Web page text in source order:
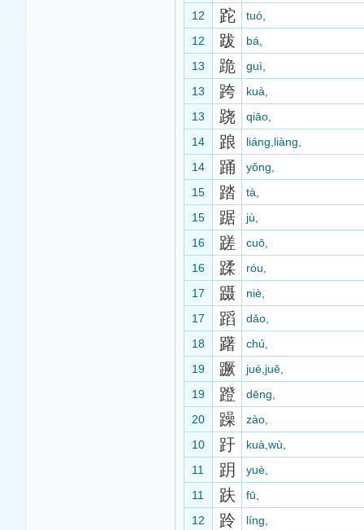
12
跎
tuó,
12
跋
bá,
13
跪
guì,
13
跨
kuà,
13
跷
qiāo,
14
踉
liáng,liàng,
14
踊
yǒng,
15
踏
tà,
15
踞
jù,
16
蹉
cuō,
16
蹂
róu,
17
蹑
niè,
17
蹈
dǎo,
18
躇
chú,
19
蹶
jué,juě,
19
蹬
dēng,
20
躁
zào,
10
趶
kuà,wù,
11
跀
yuè,
11
趺
fū,
12
跉
líng,